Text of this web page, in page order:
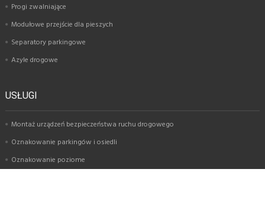
Progi zwalniające
Modułowe przejście dla pieszych
Separatory parkingowe
Azyle drogowe
USŁUGI
Montaż urządzeń bezpieczeństwa ruchu drogowego
Oznakowanie parkingów i osiedli
Oznakowanie poziome